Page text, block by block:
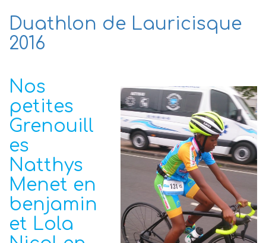
Duathlon de Lauricisque
2016
Nos
petites
Grenouill
es
Natthys
Menet en
benjamin
et Lola